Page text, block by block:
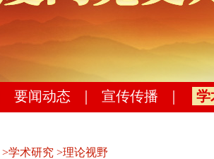
要闻动态 宣传传播 学
>学术研究 >理论视野